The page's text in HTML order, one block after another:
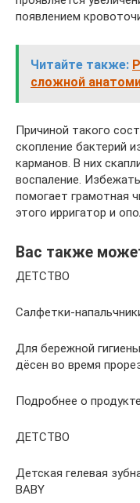
появлением
Читайте также:
сложной
Причиной такого
скопление бактерий
карманов. В них
воспаление.
помогает грамотная
этого ирригатор и
Вас также
ДЕТСТВО
Салфетки-
Для бережной
дёсен во время
Подробнее о продукте
ДЕТСТВО
Детская гелевая
BABY